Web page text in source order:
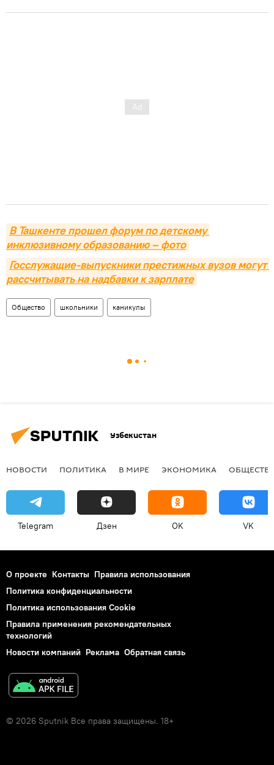
В Ташкенте прошел форум по детскому
инклюзивному образованию – фото
Госслужащие-выпускники престижных вузов могут
рассчитывать на надбавки к зарплате
Общество школьники каникулы
Узбекистан
НОВОСТИ ПОЛИТИКА В МИРЕ ЭКОНОМИКА
Telegram Дзен OK VK
О проекте Контакты Правила использования
Политика конфиденциальности
Политика использования Cookie
Правила применения рекомендательных
технологий
Новости компаний Реклама Обратная связь
© 2026 Sputnik Все права защищены. 18+